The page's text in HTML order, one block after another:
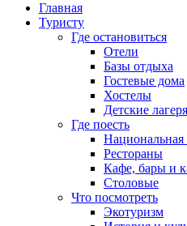
Главная
Туристу
Где остановиться
Отели
Базы отдыха
Гостевые дома
Хостелы
Детские лагеря
Где поесть
Национальная
Рестораны
Кафе, бары и
Столовые
Что посмотреть
Экотуризм